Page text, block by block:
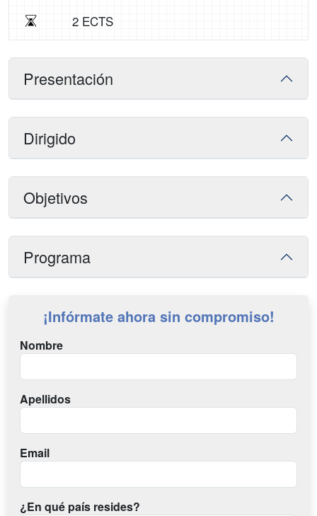
2 ECTS
Presentación
Dirigido
Objetivos
Programa
¡Infórmate ahora sin compromiso!
Nombre
Apellidos
Email
¿En qué país resides?